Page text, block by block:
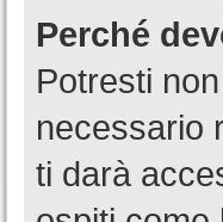
Perché
Potresti
necessario
ti darà